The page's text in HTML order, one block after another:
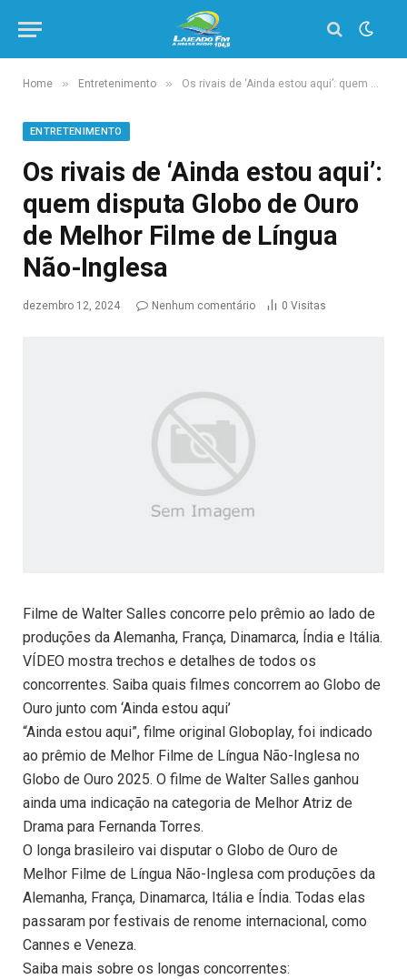
Home » Entretenimento » Os rivais de ‘Ainda estou aqui’: quem disputa Globo de Ouro de Melhor Filme de Língua Não-Inglesa
ENTRETENIMENTO
Os rivais de ‘Ainda estou aqui’:
quem disputa Globo de Ouro
de Melhor Filme de Língua
Não-Inglesa
dezembro 12, 2024 Nenhum comentário 0 Visitas
Filme de Walter Salles concorre pelo prêmio ao lado de
produções da Alemanha, França, Dinamarca, Índia e Itália.
VÍDEO mostra trechos e detalhes de todos os
concorrentes. Saiba quais filmes concorrem ao Globo de
Ouro junto com ‘Ainda estou aqui’
“Ainda estou aqui”, filme original Globoplay, foi indicado
ao prêmio de Melhor Filme de Língua Não-Inglesa no
Globo de Ouro 2025. O filme de Walter Salles ganhou
ainda uma indicação na categoria de Melhor Atriz de
Drama para Fernanda Torres.
O longa brasileiro vai disputar o Globo de Ouro de
Melhor Filme de Língua Não-Inglesa com produções da
Alemanha, França, Dinamarca, Itália e Índia. Todas elas
passaram por festivais de renome internacional, como
Cannes e Veneza.
Saiba mais sobre os longas concorrentes: